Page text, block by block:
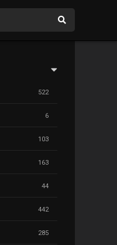
522
6
103
163
44
442
285